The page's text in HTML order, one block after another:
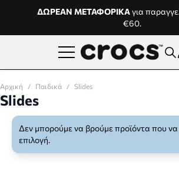
Μετάβαση στο περιεχόμενο
ΔΩΡΕΑΝ ΜΕΤΑΦΟΡΙΚΑγια
€60.
Αρχική / Παιδικά / Slides
Slides
Δεν μπορούμε να βρούμε προϊόντα που να
επιλογή.